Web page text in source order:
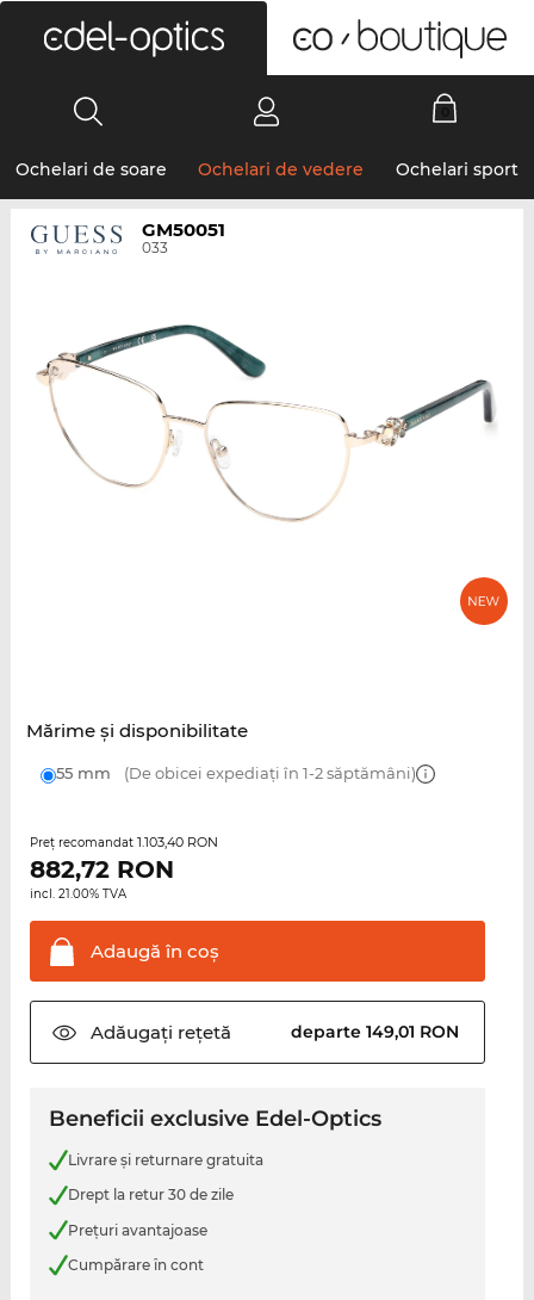
Ochelari de soare Ochelari de vedere Ochelari sport
GM50051
033
Mărime şi disponibilitate
55 mm (De obicei expediați în 1-2 săptămâni)
Preţ recomandat 1.103,40 RON
882,72RON
incl. 21.00% TVA
Adaugă în coş
Adăugați rețetă departe 149,01 RON
Beneficii exclusive Edel-Optics
Livrare şi returnare gratuita
Drept la retur 30 de zile
Preţuri avantajoase
Cumpărare în cont